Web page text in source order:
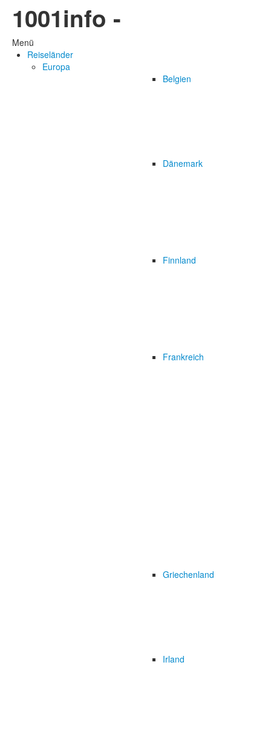
1001info -
Menü
Reiseländer
Europa
Belgien
Dänemark
Finnland
Frankreich
Griechenland
Irland